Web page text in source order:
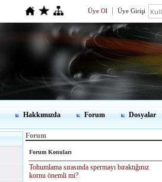
Üye Ol Üye Girişi
Hakkımızda Forum Dosyalar
Forum
Forum Konuları
Tohumlama sırasında spermayı bıraktığınız
kornu önemli mi?